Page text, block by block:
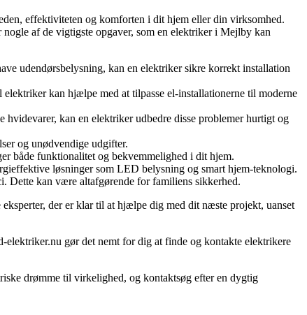
effektiviteten og komforten i dit hjem eller din virksomhed.
af de vigtigste opgaver, som en elektriker i Mejlby kan
udendørsbelysning, kan en elektriker sikre korrekt installation
kan hjælpe med at tilpasse el-installationerne til moderne
hvidevarer, kan en elektriker udbedre disse problemer hurtigt og
og unødvendige udgifter.
både funktionalitet og bekvemmelighed i dit hjem.
løsninger som LED belysning og smart hjem-teknologi.
Dette kan være altafgørende for familiens sikkerhed.
der er klar til at hjælpe dig med dit næste projekt, uanset
gør det nemt for dig at finde og kontakte elektrikere
drømme til virkelighed, og kontaktsøg efter en dygtig